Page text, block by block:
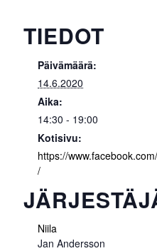
TIEDOT
Päivämäärä:
14.6.2020
Aika:
14:30 - 19:00
Kotisivu:
https://
/
Niila
Jan Andersson